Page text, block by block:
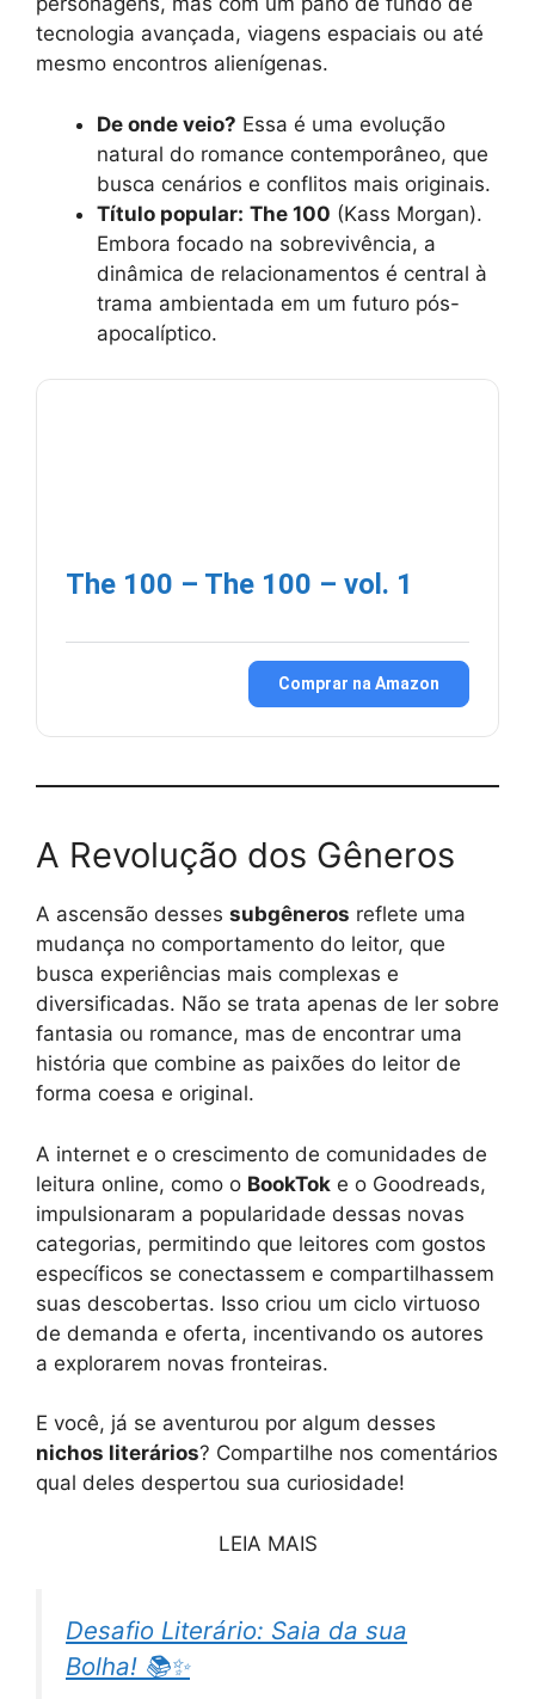
tecnologia avançada, viagens espaciais ou até
mesmo encontros alienígenas.
De onde veio? Essa é uma evolução
natural do romance contemporâneo, que
busca cenários e conflitos mais originais.
Título popular: The 100 (Kass Morgan).
Embora focado na sobrevivência, a
dinâmica de relacionamentos é central à
trama ambientada em um futuro pós-
apocalíptico.
The 100 – The 100 – vol. 1
Comprar na Amazon
A Revolução dos Gêneros
A ascensão desses subgêneros reflete uma
mudança no comportamento do leitor, que
busca experiências mais complexas e
diversificadas. Não se trata apenas de ler sobre
fantasia ou romance, mas de encontrar uma
história que combine as paixões do leitor de
forma coesa e original.
A internet e o crescimento de comunidades de
leitura online, como o BookTok e o Goodreads,
impulsionaram a popularidade dessas novas
categorias, permitindo que leitores com gostos
específicos se conectassem e compartilhassem
suas descobertas. Isso criou um ciclo virtuoso
de demanda e oferta, incentivando os autores
a explorarem novas fronteiras.
E você, já se aventurou por algum desses
nichos literários? Compartilhe nos comentários
qual deles despertou sua curiosidade!
LEIA MAIS
Desafio Literário: Saia da sua
Bolha! 📚✨